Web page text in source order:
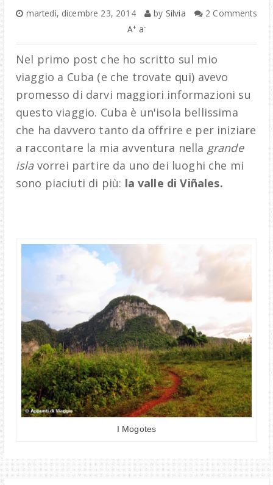
martedì, dicembre 23, 2014 by Silvia
2 Comments
A+ a-
Nel primo post che ho scritto sul mio
viaggio a Cuba (e che trovate qui) avevo
promesso di darvi maggiori informazioni su
questo viaggio. Cuba è un'isola bellissima
che ha davvero tanto da offrire e per iniziare
a raccontare la mia avventura nella grande
isla vorrei partire da uno dei luoghi che mi
sono piaciuti di più: la valle di Viñales.
I Mogotes